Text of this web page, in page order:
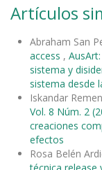
Artículos
Abraham San
access ,
sistema y
sistema desde
Iskandar
Vol. 8 Núm. 2
creaciones
efectos
Rosa Belén